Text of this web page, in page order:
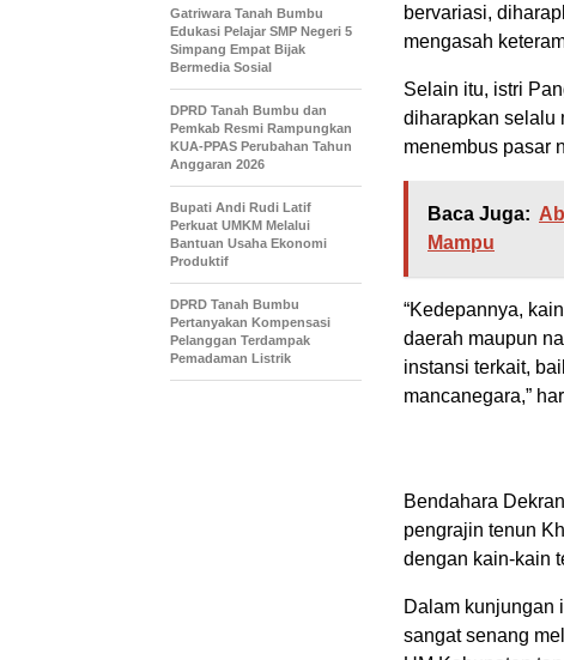
bervariasi,
mengasah
Selain itu, istri
diharapkan selalu
menembus pasar
Baca Juga:
Mampu
“Kedepannya,
daerah maupun
instansi terkait,
mancanegara,”
Bendahara
pengrajin tenun
dengan kain-kain
Dalam kunjungan
sangat senang
Gatriwara Tanah Bumbu
Edukasi Pelajar SMP Negeri 5
Simpang Empat Bijak
Bermedia Sosial
DPRD Tanah Bumbu dan
Pemkab Resmi Rampungkan
KUA-PPAS Perubahan Tahun
Anggaran 2026
Bupati Andi Rudi Latif
Perkuat UMKM Melalui
Bantuan Usaha Ekonomi
Produktif
DPRD Tanah Bumbu
Pertanyakan Kompensasi
Pelanggan Terdampak
Pemadaman Listrik